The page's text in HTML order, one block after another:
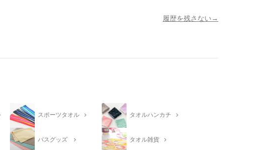
履歴を残さない
スポーツタオル タオルハンカチ
バスグッズ タオル雑貨